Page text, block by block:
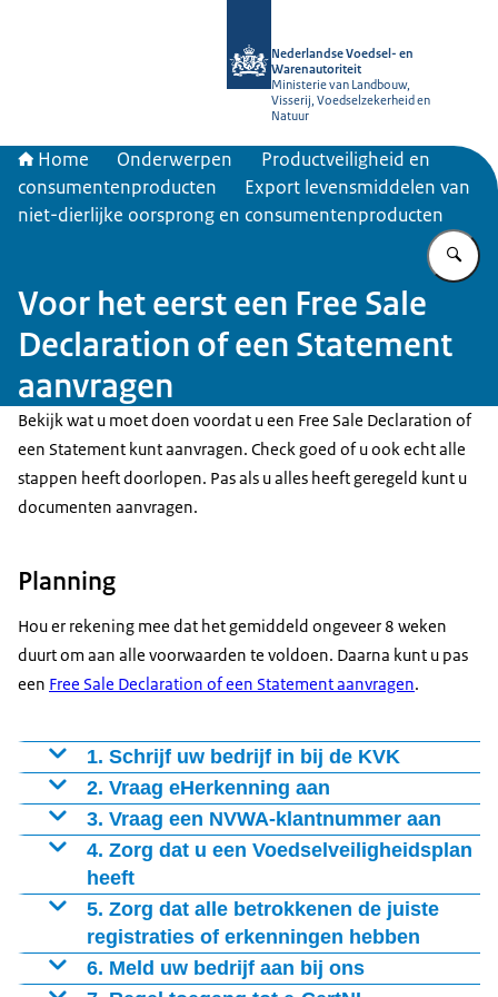
Nederlandse Voedsel- en
Warenautoriteit
Ministerie van Landbouw,
Visserij, Voedselzekerheid en
Natuur
Home Onderwerpen
Productveiligheid en
consumentenproducten
Export levensmiddelen van
niet-dierlijke oorsprong en consumentenproducten
Voor het eerst een Free Sale
Declaration of een Statement
aanvragen
Bekijk wat u moet doen voordat u een Free Sale Declaration of
een Statement kunt aanvragen. Check goed of u ook echt alle
stappen heeft doorlopen. Pas als u alles heeft geregeld kunt u
documenten aanvragen.
Planning
Hou er rekening mee dat het gemiddeld ongeveer 8 weken
duurt om aan alle voorwaarden te voldoen. Daarna kunt u pas
een Free Sale Declaration of een Statement aanvragen.
1. Schrijf uw bedrijf in bij de KVK
Uw bedrijf moet gevestigd zijn in Nederland en zijn
2. Vraag eHerkenning aan
Vraag
3. Vraag een NVWA-klantnummer aan
U vraagt een klantnummer aan via het
4. Zorg dat u een Voedselveiligheidsplan
heeft
Exporteert u eetwaren en drinkwaren, of grondstoffen
en hulpstoffen die worden toegevoegd of gebruikt in
een levensmiddel? Dan moet u een
5. Zorg dat alle betrokkenen de juiste
registraties of erkenningen hebben
Alle betrokken partijen moeten de wettelijk vereiste
6. Meld uw bedrijf aan bij ons